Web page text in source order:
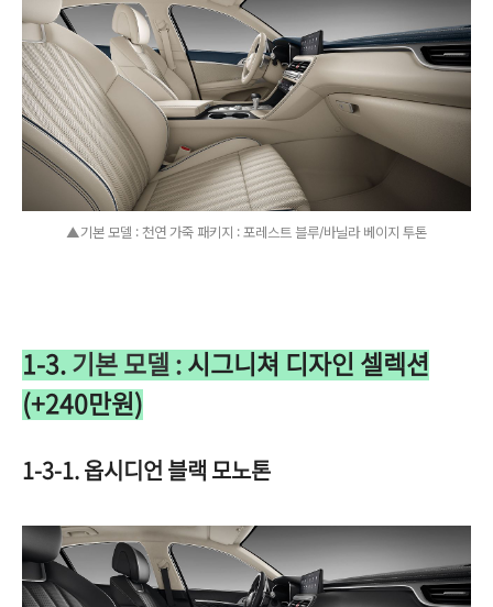
▲기본 모델 : 천연 가죽 패키지 : 포레스트 블루/바닐라 베이지 투톤
1-3.기본 모델 :시그니쳐 디자인 셀렉션
(+240만원)
1-3-1. 옵시디언 블랙 모노톤